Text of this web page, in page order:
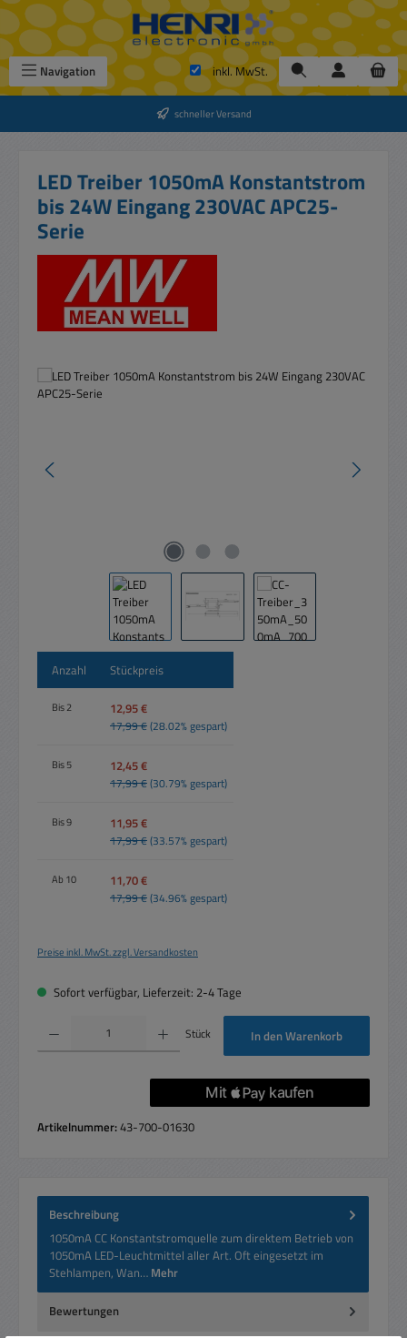
Zum Hauptinhalt springen
Navigation inkl. MwSt.
schneller Versand
LED Treiber 1050mA Konstantstrom
bis 24W Eingang 230VAC APC25-
Serie
Bildergalerie überspringen
Anzahl Stückpreis
Bis2 12,95 €
17,99 €(28.02% gespart)
Bis5 12,45 €
17,99 €(30.79% gespart)
Bis9 11,95 €
17,99 €(33.57% gespart)
Ab 10 11,70 €
17,99 €(34.96% gespart)
Preise inkl. MwSt. zzgl. Versandkosten
Sofort verfügbar, Lieferzeit: 2-4 Tage
Produkt Anzahl: Gib den gewünschten Wert ein oder benutze die Schaltflächen um
Stück In den Warenkorb
Artikelnummer:43-700-01630
Beschreibung
1050mA CC Konstantstromquelle zum direktem Betrieb von
1050mA LED-Leuchtmittel aller Art. Oft eingesetzt im
Stehlampen, Wan… Mehr
Bewertungen